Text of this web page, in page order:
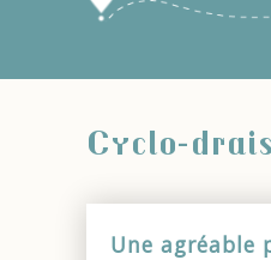
Cyclo-
Une agréable